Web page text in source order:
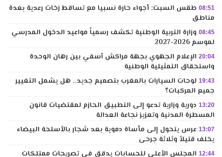
08:51 طقس السبت: أجواء حارة نسبيا مع تساقط زخات رعدية بعدة
مناطق
08:45 وزارة التربية الوطنية تكشف رسمياً مواعيد الدخول المدرسي
لموسم 2026-2027
20:04 الإعلام الجهوي بجهة مراكش آسفي بين رهان الوحدة
واستحقاق التمثيلية الوطنية
19:43 لوحات السيارات بالمغرب بتصميم جديد.. هل يشمل التغيير
جميع المركبات؟
13:20 دورية وزارية تدعو إلى التطبيق الحازم لمقتضيات قانون
المسطرة المدنية وتعزيز نجاعة العدالة
13:07 عرس يتحول إلى مأساة دموية بعد شجار بالأسلحة البيضاء
يخلف قتيلاً وثلاثة جرحى
12:44 المجلس الأعلى للحسابات يدقق في تصريحات ممتلكات